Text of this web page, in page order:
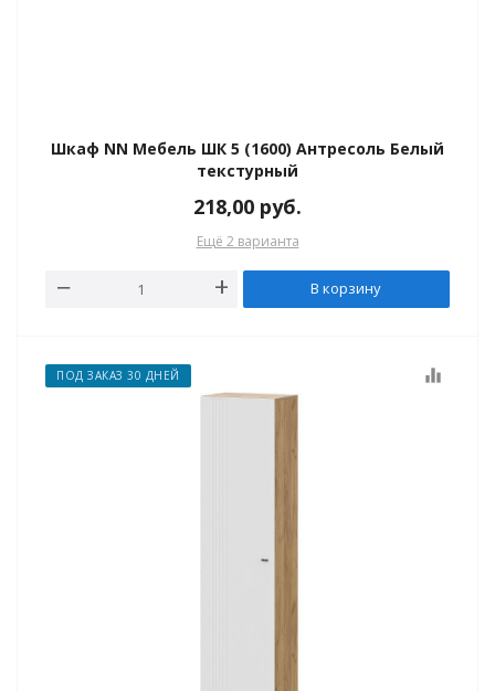
Шкаф NN Мебель ШК 5 (1600) Антресоль Белый
текстурный
218,00 руб.
Ещё 2 варианта
В корзину
ПОД ЗАКАЗ 30 ДНЕЙ equalizer